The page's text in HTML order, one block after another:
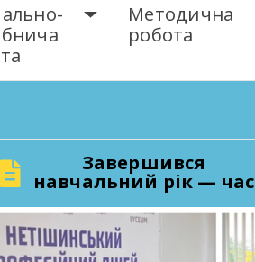
Методична
робота
Завершився
навчальний рік — час
підбити підсумки